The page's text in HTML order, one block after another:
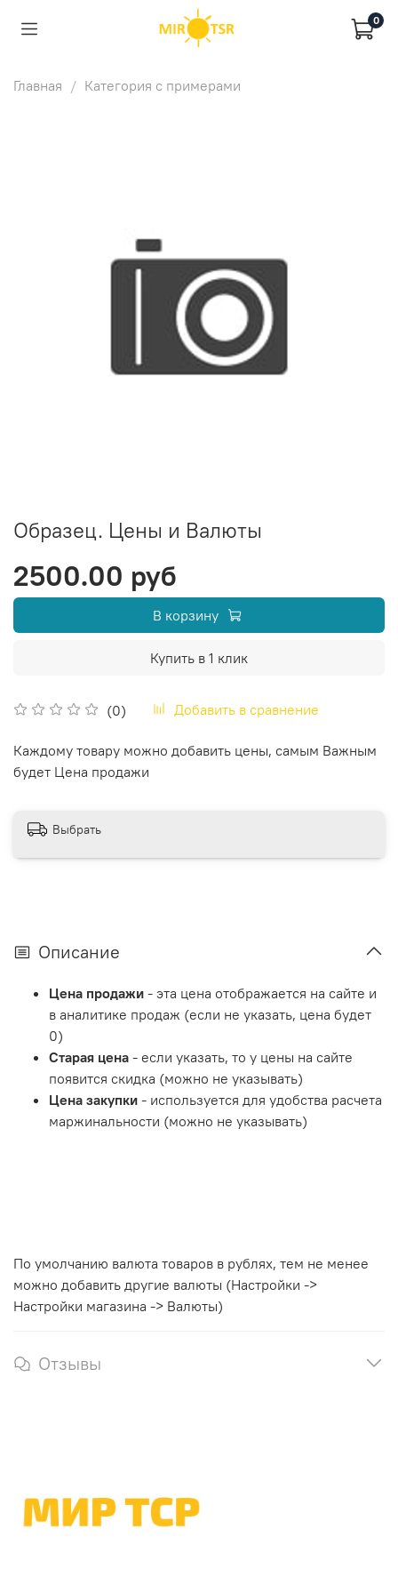
0
Главная Категория с примерами
Образец. Цены и Валюты
(0) Добавить в сравнение
2500.00 руб
В корзину
Купить в 1 клик
Каждому товару можно добавить цены, самым Важным
будет Цена продажи
Выбрать
Описание
Цена продажи - эта цена отображается на сайте и
в аналитике продаж (если не указать, цена будет
0)
Старая цена - если указать, то у цены на сайте
появится скидка (можно не указывать)
Цена закупки - используется для удобства расчета
маржинальности (можно не указывать)
По умолчанию валюта товаров в рублях, тем не менее
можно добавить другие валюты (Настройки ->
Настройки магазина -> Валюты)
Отзывы